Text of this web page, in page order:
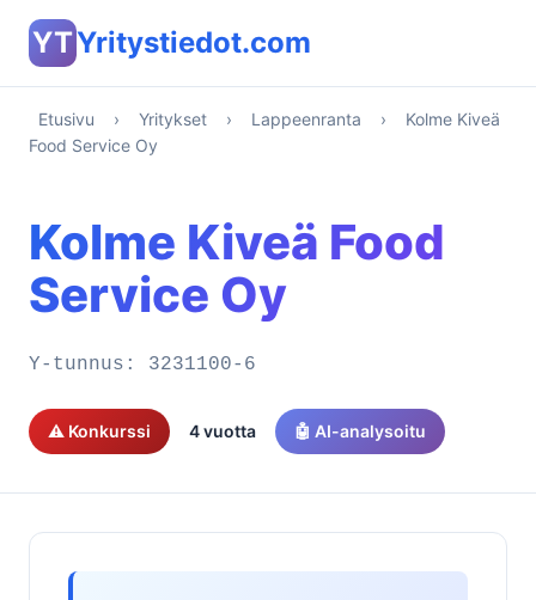
YTYritystiedot.com
Etusivu › Yritykset › Lappeenranta ›
Kolme Kiveä
Food Service Oy
Kolme Kiveä Food
Service Oy
Y-tunnus: 3231100-6
⚠️ Konkurssi 4 vuotta 🤖 AI-analysoitu